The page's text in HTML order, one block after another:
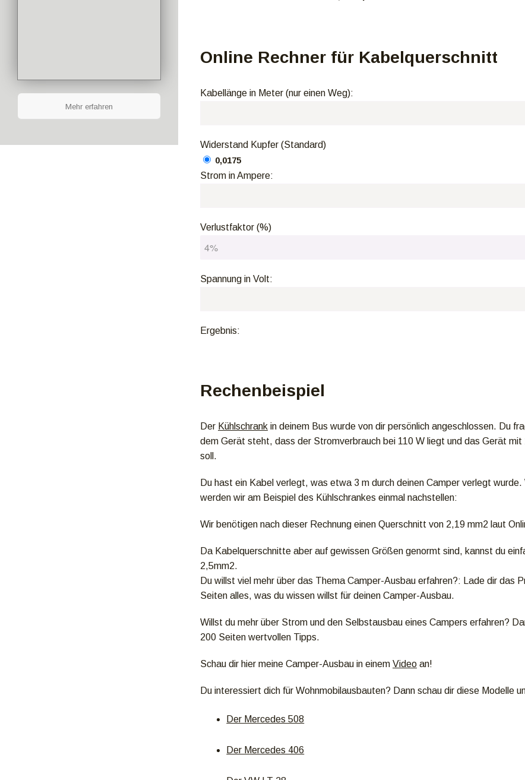
Online Rechner für Kabelquerschnitt
Kabellänge in Meter (nur einen Weg):
Widerstand Kupfer (Standard)
0,0175
Strom in Ampere:
Verlustfaktor (%)
Spannung in Volt:
Ergebnis:
Rechenbeispiel
Der Kühlschrank in deinem Bus wurde von dir persönlich angeschlossen. Du
dem Gerät steht, dass der Stromverbrauch bei 110 W liegt und das Gerät
soll.
Du hast ein Kabel verlegt, was etwa 3 m durch deinen Camper verlegt
werden wir am Beispiel des Kühlschrankes einmal nachstellen:
Wir benötigen nach dieser Rechnung einen Querschnitt von 2,19 mm2 laut
Da Kabelquerschnitte aber auf gewissen Größen genormt sind, kannst du
2,5mm2.
Du willst viel mehr über das Thema Camper-Ausbau erfahren?: Lade dir das
Seiten alles, was du wissen willst für deinen Camper-Ausbau.
Willst du mehr über Strom und den Selbstausbau eines Campers erfahren?
200 Seiten wertvollen Tipps.
Schau dir hier meine Camper-Ausbau in einem Video an!
Du interessiert dich für Wohnmobilausbauten? Dann schau dir diese Modelle
Der Mercedes 508
Der Mercedes 406
Mehr erfahren